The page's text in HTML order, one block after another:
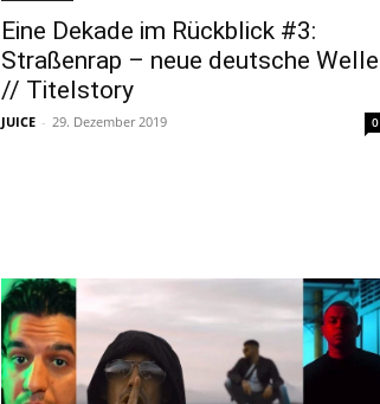
Eine Dekade im Rückblick #3:
Straßenrap – neue deutsche Welle
// Titelstory
JUICE - 29. Dezember 2019 0